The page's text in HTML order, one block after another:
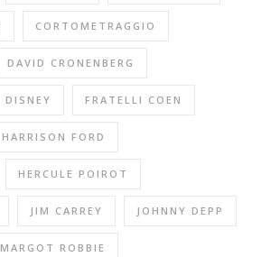
CORTOMETRAGGIO
DAVID CRONENBERG
DISNEY FRATELLI COEN
HARRISON FORD
HERCULE POIROT
JIM CARREY JOHNNY DEPP
MARGOT ROBBIE